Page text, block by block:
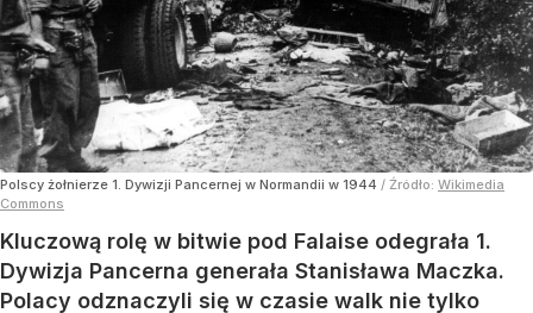
Polscy żołnierze 1. Dywizji Pancernej w Normandii w 1944 / Źródło: Wikimedia
Commons
Kluczową rolę w bitwie pod Falaise odegrała 1.
Dywizja Pancerna generała Stanisława Maczka.
Polacy odznaczyli się w czasie walk nie tylko